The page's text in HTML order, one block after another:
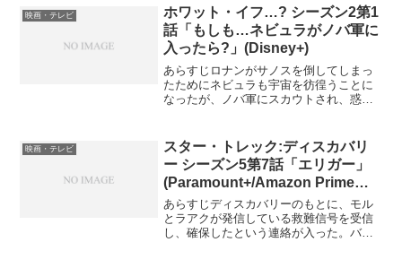
にSNSで「バーベンハイマー」という造
語を生み出した挙句、...
映画・テレビ
ホワット・イフ…? シーズン2第1
話「もしも…ネビュラがノバ軍に
入ったら?」(Disney+)
あらすじロナンがサノスを倒してしまっ
たためにネビュラも宇宙を彷徨うことに
なったが、ノバ軍にスカウトされ、惑星
し、ノバ軍の奮戦虚しく劣勢を強いられ
る。ノバ軍は最終手段として...
映画・テレビ
スター・トレック:ディスカバリ
ー シーズン5第7話「エリガー」
(Paramount+/Amazon Prime
Videoチャンネル)
あらすじディスカバリーのもとに、モル
とラアクが発信している救難信号を受信
し、確保したという連絡が入った。バー